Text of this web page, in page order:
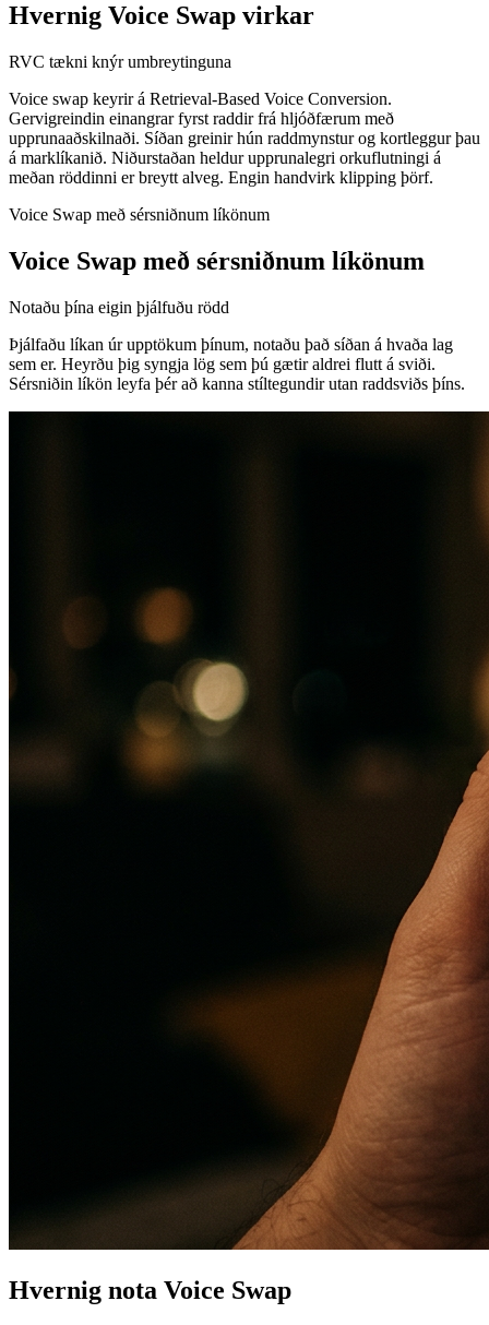
Hvernig Voice Swap virkar
RVC tækni knýr umbreytinguna
Voice swap keyrir á Retrieval-Based Voice Conversion.
Gervigreindin einangrar fyrst raddir frá hljóðfærum með
upprunaaðskilnaði. Síðan greinir hún raddmynstur og kortleggur þau
á marklíkanið. Niðurstaðan heldur upprunalegri orkuflutningi á
meðan röddinni er breytt alveg. Engin handvirk klipping þörf.
Voice Swap með sérsniðnum líkönum
Voice Swap með sérsniðnum líkönum
Notaðu þína eigin þjálfuðu rödd
Þjálfaðu líkan úr upptökum þínum, notaðu það síðan á hvaða lag
sem er. Heyrðu þig syngja lög sem þú gætir aldrei flutt á sviði.
Sérsniðin líkön leyfa þér að kanna stíltegundir utan raddsviðs þíns.
Hvernig nota Voice Swap